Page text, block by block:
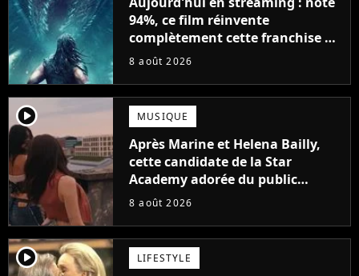
94%, ce film réinvente
complètement cette franchise de
science-fiction vieille de 40 ans
8 août 2026
player2 MUSIQUE
Après Marine et Helena Bailly,
cette candidate de la Star
Academy adorée du public
annonce son premier album,
8 août 2026
player2 LIFESTYLE